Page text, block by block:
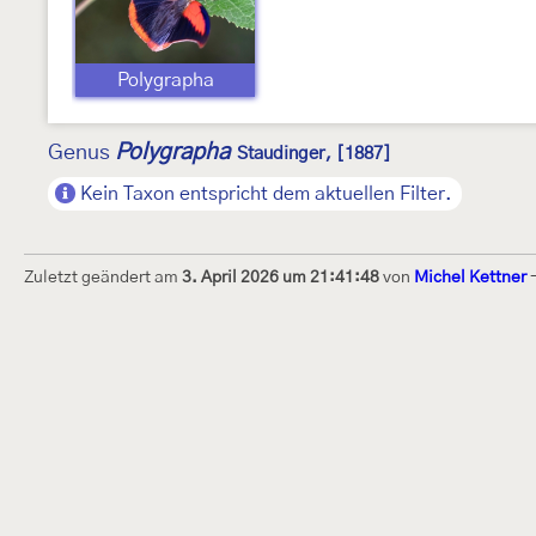
Polygrapha
Genus Polygrapha Staudinger, [1887]
Kein Taxon entspricht dem aktuellen Filter.
Zuletzt geändert am 3. April 2026 um 21:41:48 von Michel Kettner